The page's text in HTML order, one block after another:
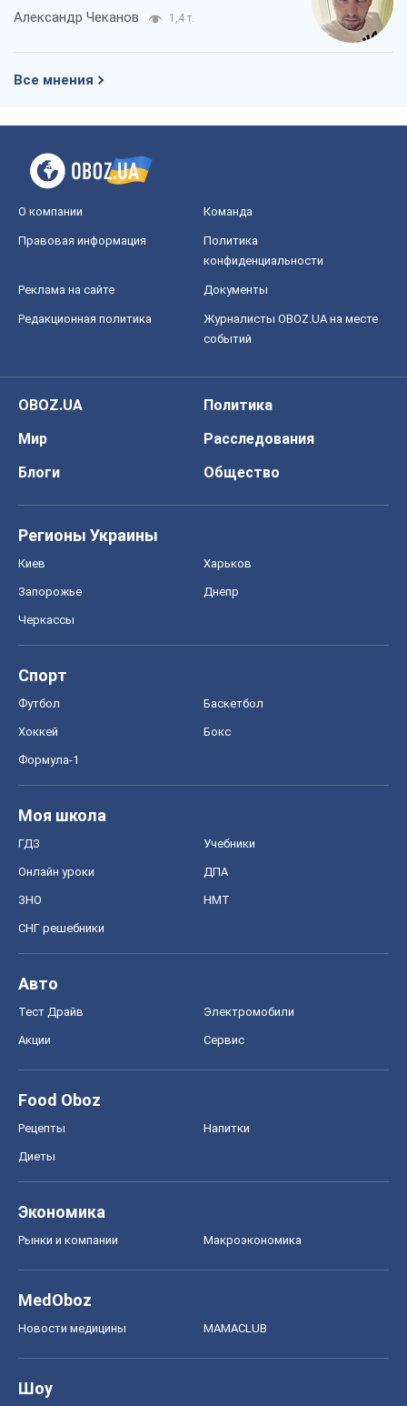
Александр Чеканов 1,4 т.
Все мнения
О компании Команда
Правовая информация
Политика
конфиденциальности
Реклама на сайте Документы
Редакционная политика
Журналисты OBOZ.UA на месте
событий
OBOZ.UA
Политика
Мир
Расследования
Блоги
Общество
Регионы Украины
Киев Харьков
Запорожье Днепр
Черкассы
Спорт
Футбол Баскетбол
Хоккей Бокс
Формула-1
Моя школа
ГДЗ Учебники
Онлайн уроки ДПА
ЗНО НМТ
СНГ решебники
Авто
Тест Драйв Электромобили
Акции Сервис
Food Oboz
Рецепты Напитки
Диеты
Экономика
Рынки и компании Mакроэкономика
MedOboz
Новости медицины MAMACLUB
Шоу